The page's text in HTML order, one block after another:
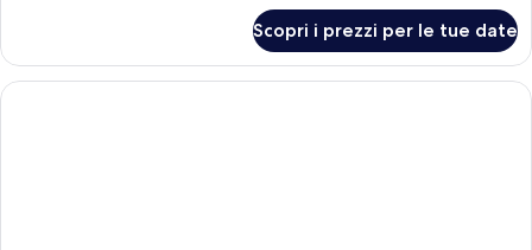
Scopri i prezzi per le tue date